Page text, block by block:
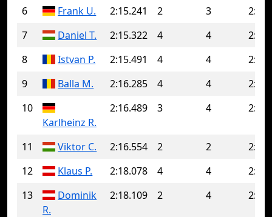
6 Frank U. 2:15.241 2 3
7
Daniel T. 2:15.322 4 4
8
Istvan P. 2:15.491 4 4
9
Balla M. 2:16.285 4 4
10
Karlheinz R.
2:16.489 3 4
11 Viktor C. 2:16.554 2 2
12
Klaus P. 2:18.078 4 4
13
Dominik
R.
2:18.109 2 4